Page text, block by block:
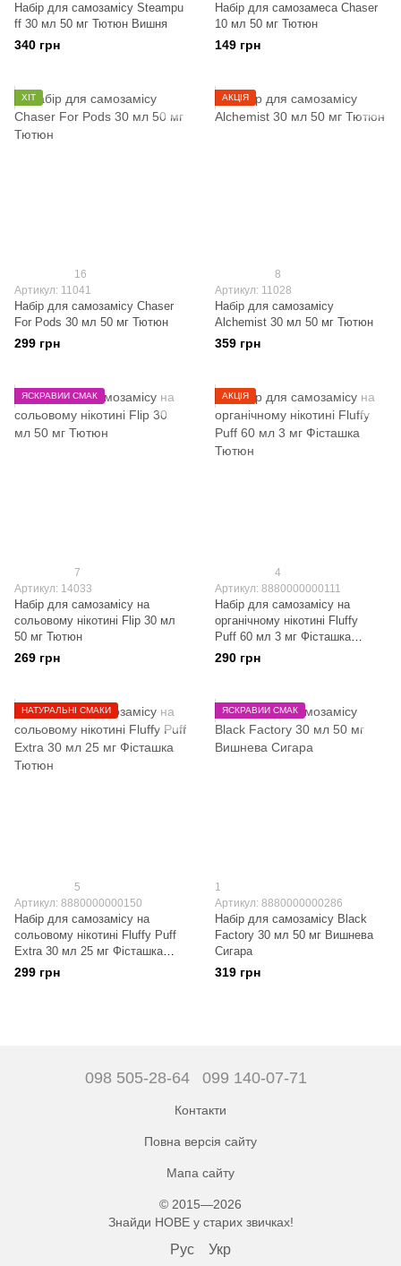
Набір для самозамісу Steampu
ff 30 мл 50 мг Тютюн Вишня
340 грн
Набір для самозамеса Chaser
10 мл 50 мг Тютюн
149 грн
ХІТ
16
Артикул: 11041
Набір для самозамісу Chaser
For Pods 30 мл 50 мг Тютюн
299 грн
АКЦІЯ
8
Артикул: 11028
Набір для самозамісу
Alchemist 30 мл 50 мг Тютюн
359 грн
ЯСКРАВИЙ СМАК
7
Артикул: 14033
Набір для самозамісу на
сольовому нікотині Flip 30 мл
50 мг Тютюн
269 грн
АКЦІЯ
4
Артикул: 8880000000111
Набір для самозамісу на
органічному нікотині Fluffy
Puff 60 мл 3 мг Фісташка
Тютюн
290 грн
НАТУРАЛЬНІ СМАКИ
5
Артикул: 8880000000150
Набір для самозамісу на
сольовому нікотині Fluffy Puff
Extra 30 мл 25 мг Фісташка
Тютюн
299 грн
ЯСКРАВИЙ СМАК
1
Артикул: 8880000000286
Набір для самозамісу Black
Factory 30 мл 50 мг Вишнева
Сигара
319 грн
098 505-28-64 099 140-07-71
Контакти
Повна версія сайту
Мапа сайту
© 2015—2026
Знайди НОВЕ у старих звичках!
Рус Укр